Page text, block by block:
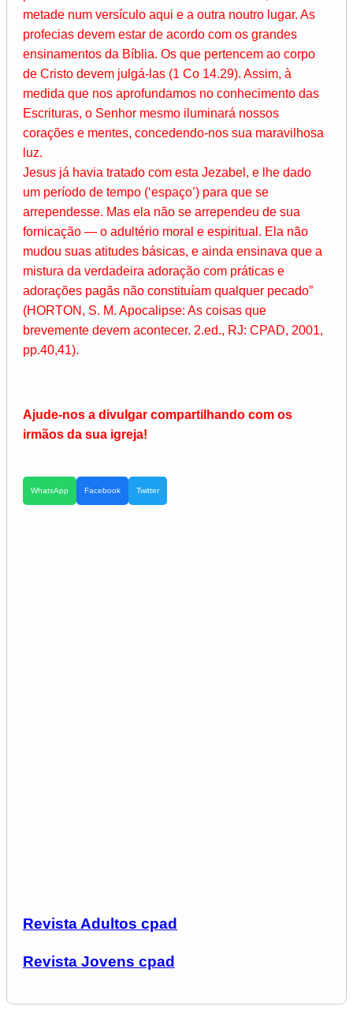
metade num versículo aqui e a outra noutro lugar. As
profecias devem estar de acordo com os grandes
ensinamentos da Bíblia. Os que pertencem ao corpo
de Cristo devem julgá-las (1 Co 14.29). Assim, à
medida que nos aprofundamos no conhecimento das
Escrituras, o Senhor mesmo iluminará nossos
corações e mentes, concedendo-nos sua maravilhosa
luz.
Jesus já havia tratado com esta Jezabel, e lhe dado
um período de tempo (‘espaço’) para que se
arrependesse. Mas ela não se arrependeu de sua
fornicação — o adultério moral e espiritual. Ela não
mudou suas atitudes básicas, e ainda ensinava que a
mistura da verdadeira adoração com práticas e
adorações pagãs não constituíam qualquer pecado”
(HORTON, S. M. Apocalipse: As coisas que
brevemente devem acontecer. 2.ed., RJ: CPAD, 2001,
pp.40,41).
Ajude-nos a divulgar compartilhando com os
irmãos da sua igreja!
WhatsApp Facebook Twitter
Revista Adultos cpad
Revista Jovens cpad